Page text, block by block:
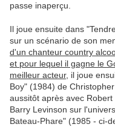
passe inaperçu.
Il joue ensuite dans
sur un scénario de son
d'un chanteur country
et pour lequel il gagne le
meilleur acteur, il joue
Boy" (1984) de
aussitôt après avec
Barry Levinson sur
Bateau-Phare" (1985 - ci-